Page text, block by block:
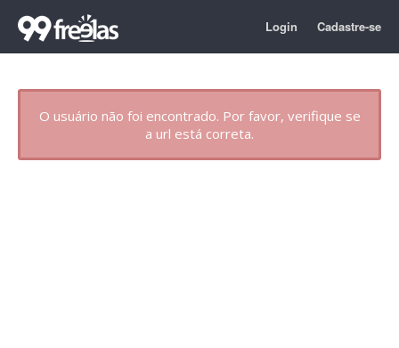
Login Cadastre-se
O usuário não foi encontrado. Por favor, verifique se
a url está correta.